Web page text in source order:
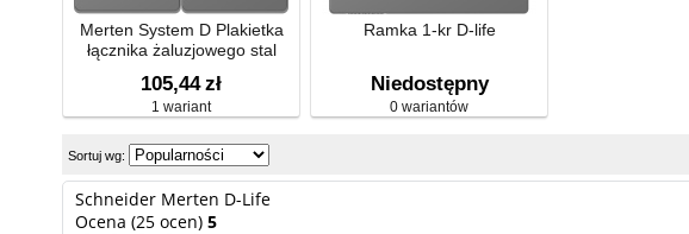
Merten System D Plakietka
łącznika żaluzjowego stal
105,44 zł
1 wariant
Ramka 1-kr D-life
Niedostępny
0 wariantów
Sortuj wg:
Schneider Merten D-Life
Ocena (25 ocen) 5